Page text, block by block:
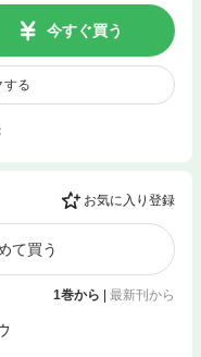
今すぐ買う
する
お気に入り登録
て買う
1巻から | 最新刊から